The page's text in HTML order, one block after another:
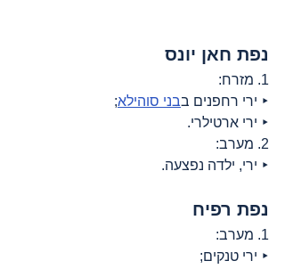
נפת חאן יונס
1. מזרח:
‣ ירי רחפנים בבני סוהילא;
‣ ירי ארטילרי.
2. מערב:
‣ ירי, ילדה נפצעה.
נפת רפיח
1. מערב:
‣ ירי טנקים;